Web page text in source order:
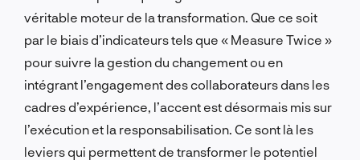
véritable moteur de la transformation. Que ce soit
par le biais d’indicateurs tels que « Measure Twice »
pour suivre la gestion du changement ou en
intégrant l’engagement des collaborateurs dans les
cadres d’expérience, l’accent est désormais mis sur
l’exécution et la responsabilisation. Ce sont là les
leviers qui permettent de transformer le potentiel